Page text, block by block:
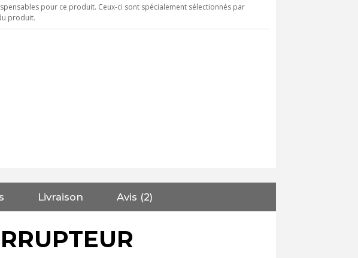
pour ce produit. Ceux-ci sont spécialement sélectionnés par
produit.
Livraison Avis (2)